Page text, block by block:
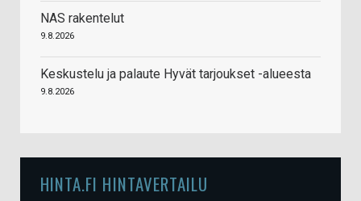
NAS rakentelut
9.8.2026
Keskustelu ja palaute Hyvät tarjoukset -alueesta
9.8.2026
HINTA.FI HINTAVERTAILU